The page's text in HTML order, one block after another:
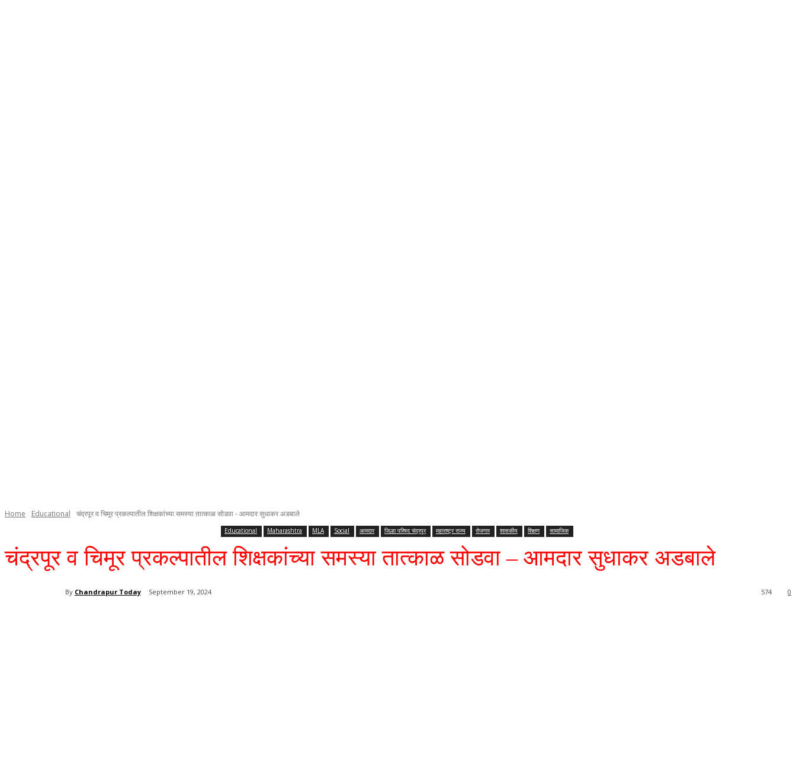
Home Educational चंद्रपूर व चिमूर प्रकल्पातील शिक्षकांच्या समस्या तात्काळ सोडवा - आमदार सुधाकर अडबाले
Educational Maharashtra MLA Social आमदार जिल्हा परिषद चंद्रपूर महाराष्ट्र राज्य रोजगार शासकीय शिक्षण सामाजिक
चंद्रपूर व चिमूर प्रकल्पातील शिक्षकांच्या समस्या तात्काळ सोडवा – आमदार सुधाकर अडबाले
By Chandrapur Today September 19, 2024 0
574